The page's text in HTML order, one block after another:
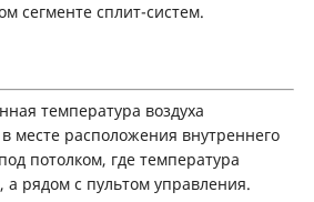
сегменте сплит-систем.
температура воздуха
месте расположения внутреннего
потолком, где температура
рядом с пультом управления.